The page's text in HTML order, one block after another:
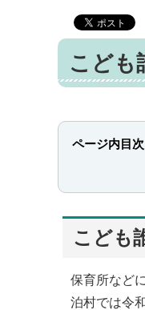
こども
ページ内目次
こども
保育所など
泊村では令